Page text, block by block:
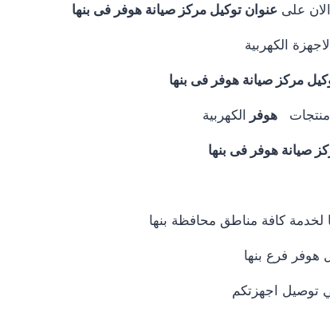
علىعنوان توكيل مركز صيانة هوفر فى بنها
الكهربية
مركز صيانة هوفر فى بنها
منتجات هوفر الكهربية
صيانة هوفر فى بنها
كافة مناطق محافظة بنها
هوفر فرع بنها